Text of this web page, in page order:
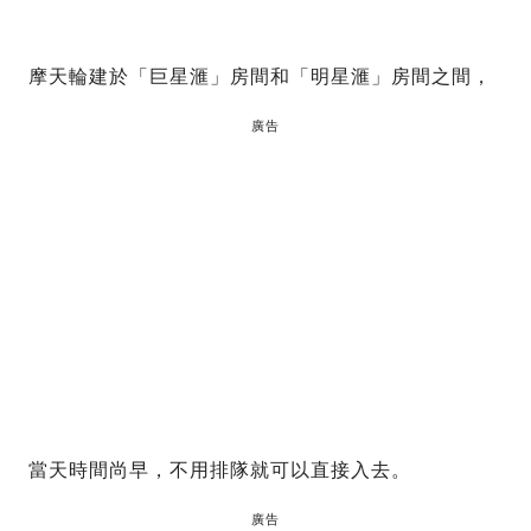
摩天輪建於「巨星滙」房間和「明星滙」房間之間，
廣告
當天時間尚早，不用排隊就可以直接入去。
廣告